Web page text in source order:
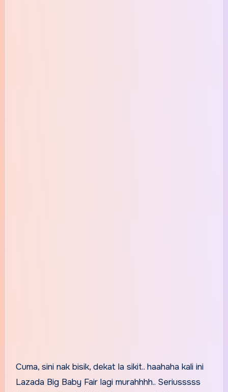
Cuma, sini nak bisik, dekat la sikit.. haahaha kali ini
Lazada Big Baby Fair lagi murahhhh.. Seriusssss